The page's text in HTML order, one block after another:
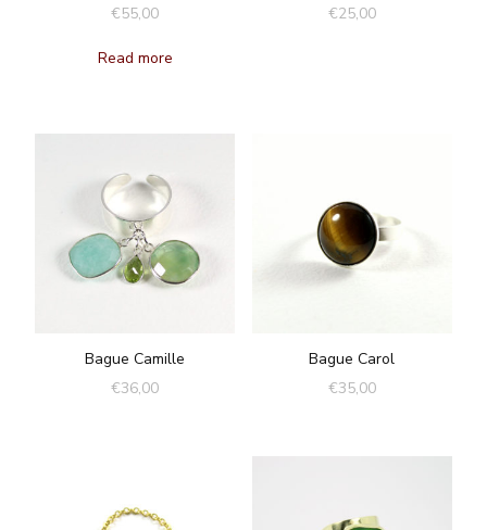
€55,00
Read more
€25,00
Bague Camille
€36,00
Bague Carol
€35,00